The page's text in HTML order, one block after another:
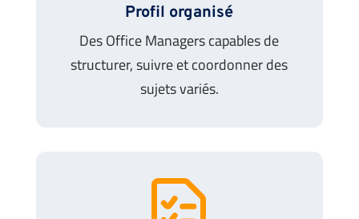
Profil organisé
Des Office Managers capables de
structurer, suivre et coordonner des
sujets variés.